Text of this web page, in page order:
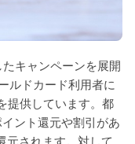
キャンペーンを展開
ルドカード利用者に
提供しています。都
ント還元や割引があ
元されます。対して